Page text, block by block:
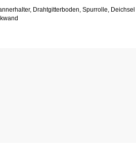
Drahtgitterboden, Spurrolle,